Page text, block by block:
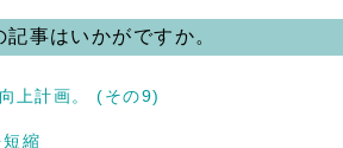
事はいかがですか。
上計画。 (その9)
縮